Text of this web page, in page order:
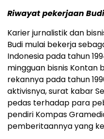
Riwayat pekerjaan
Karier jurnalistik dan
Budi mulai bekerja
Indonesia pada tahun
mingguan bisnis Kontan
rekannya pada tahun
aktivisnya, surat kabar
pedas terhadap para
pendiri Kompas
pemberitaannya yang